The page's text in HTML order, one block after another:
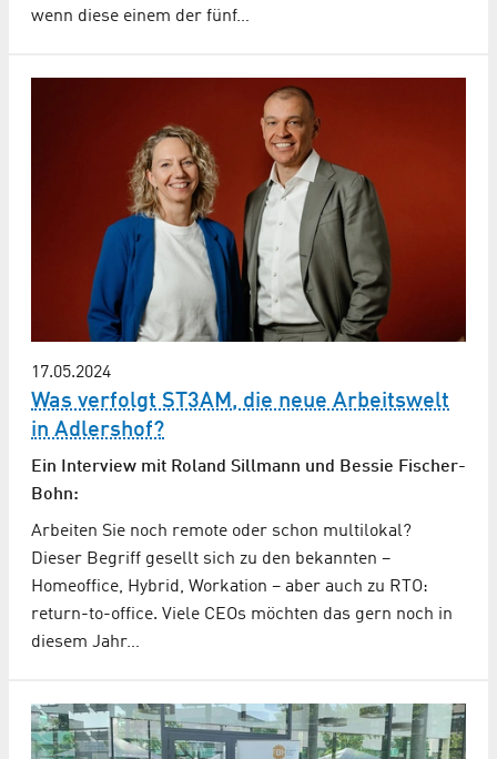
wenn diese einem der fünf…
17.05.2024
Was verfolgt ST3AM, die neue Arbeitswelt
in Adlershof?
Ein Interview mit Roland Sillmann und Bessie Fischer-
Bohn:
Arbeiten Sie noch remote oder schon multilokal?
Dieser Begriff gesellt sich zu den bekannten –
Homeoffice, Hybrid, Workation – aber auch zu RTO:
return-to-office. Viele CEOs möchten das gern noch in
diesem Jahr…